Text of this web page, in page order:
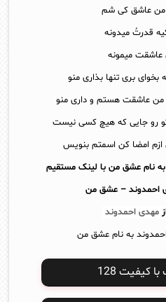
من عاشق کی شم
قدرتُ میدونه
میمونه
بخوای بری تنها بذاری منو
من عاشقت هستم و داری منو
تو رو جایی که هیچ کسی نیست
امضا کن اسمتم بنویس
نام عشق من با لینک مستقیم
احمدوند – عشق من
مهدی احمدوند
به نام عشق من
کیفیت 128